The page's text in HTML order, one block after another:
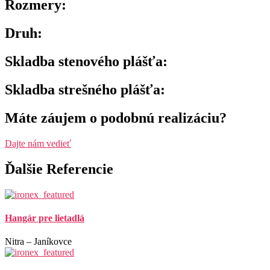
Rozmery:
Druh:
Skladba stenového plášťa:
Skladba strešného plášťa:
Máte záujem o podobnú realizáciu?
Dajte nám vedieť
Ďalšie Referencie
Hangár pre lietadlá
Nitra – Janíkovce